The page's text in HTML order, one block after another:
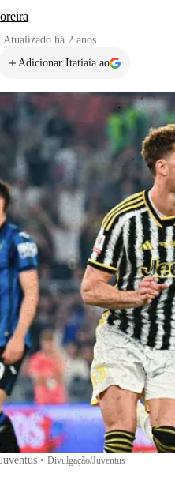
Atualizado há 2 anos
Adicionar Itatiaia ao
• Divulgação/Juventus